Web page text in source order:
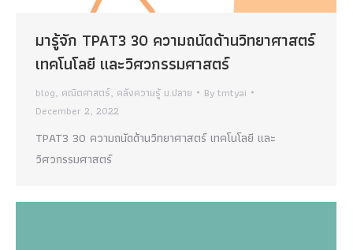
มารู้จัก TPAT3 30 ความถนัดด้านวิทยาศาสตร์
เทคโนโลยี และวิศวกรรมศาสตร์
blog, คณิตศาสตร์, คลังความรู้ ม.ปลาย Bytmtyai
December 2, 2022
TPAT3 30 ความถนัดด้านวิทยาศาสตร์ เทคโนโลยี และ
วิศวกรรมศาสตร์